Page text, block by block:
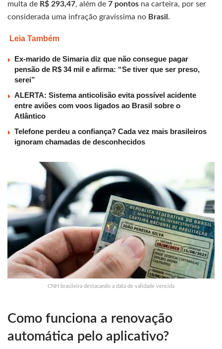
multa de R$ 293,47, além de 7 pontos na carteira, por ser
considerada uma infração gravíssima no Brasil .
Leia Também
Ex-marido de Simaria diz que não consegue pagar
pensão de R$ 34 mil e afirma: “Se tiver que ser preso,
serei”
ALERTA: Sistema anticolisão evita possível acidente
entre aviões com voos ligados ao Brasil sobre o
Atlântico
Telefone perdeu a confiança? Cada vez mais brasileiros
ignoram chamadas de desconhecidos
CNH brasileira destacando a data de validade vencida
Como funciona a renovação
automática pelo aplicativo?